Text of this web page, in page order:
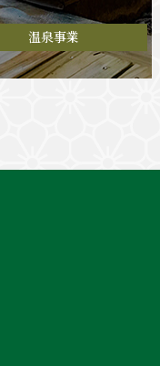
温泉事業